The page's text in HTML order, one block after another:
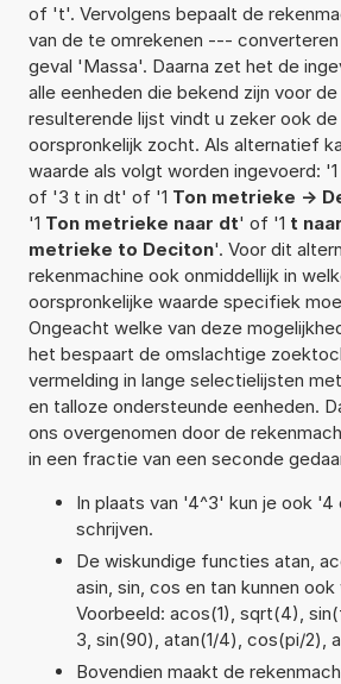
of 't'. Vervolgens bepaalt de
van de te omrekenen ---
geval 'Massa'. Daarna zet het de
alle eenheden die bekend zijn voor
resulterende lijst vindt u zeker ook
oorspronkelijk zocht. Als alternatief
waarde als volgt worden ingevoerd:
of '3 t in dt' of '1 Ton metrieke ->
'1 Ton metrieke naar dt' of '1 t
metrieke to Deciton'. Voor dit
rekenmachine ook onmiddellijk in
oorspronkelijke waarde specifiek
Ongeacht welke van deze
het bespaart de omslachtige
vermelding in lange selectielijsten
en talloze ondersteunde eenheden.
ons overgenomen door de
in een fractie van een seconde
In plaats van '4^3' kun je ook
schrijven.
De wiskundige functies atan,
asin, sin, cos en tan kunnen
Voorbeeld: acos(1), sqrt(4),
3, sin(90), atan(1/4), cos(pi/2),
Bovendien maakt de